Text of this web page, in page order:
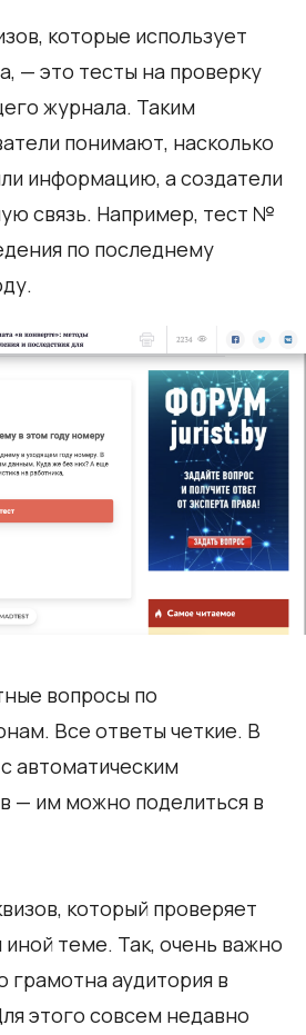
которые использует
— это тесты на проверку
журнала. Таким
понимают, насколько
информацию, а создатели
связь. Например, тест №
по последнему
вопросы по
Все ответы четкие. В
автоматическим
— им можно поделиться в
который проверяет
иной теме. Так, очень важно
грамотна аудитория в
этого совсем недавно